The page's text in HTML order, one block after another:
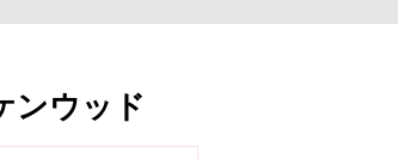
ンウッド